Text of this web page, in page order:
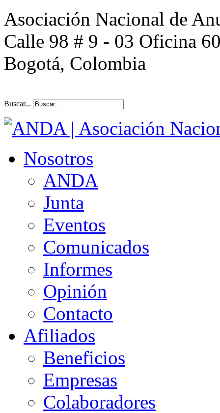
Asociación Nacional de
Calle 98 # 9 - 03 Oficina
Bogotá, Colombia
Buscar...
Nosotros
ANDA
Junta
Eventos
Comunicados
Informes
Opinión
Contacto
Afiliados
Beneficios
Empresas
Colaboradores